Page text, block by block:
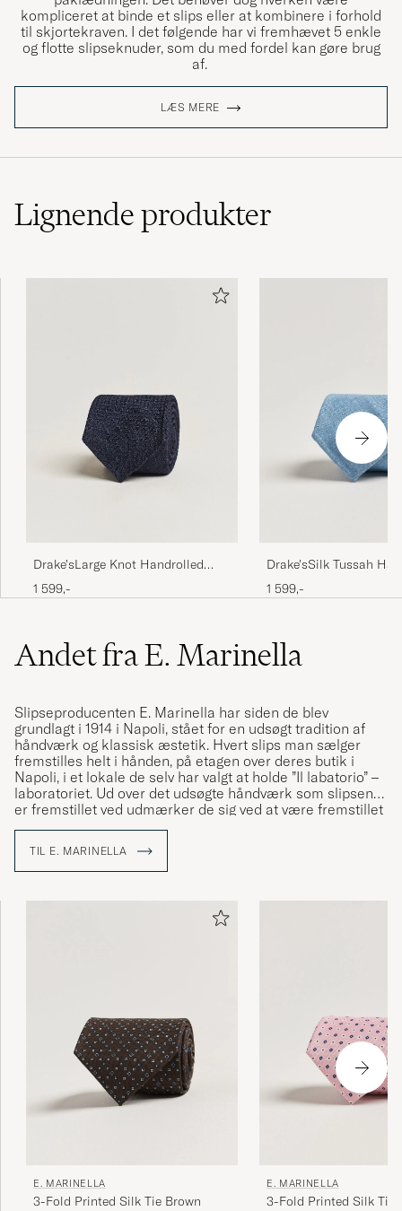
kompliceret at binde et slips eller at kombinere i forhold
til skjortekraven. I det følgende har vi fremhævet 5 enkle
og flotte slipseknuder, som du med fordel kan gøre brug
af.
LÆS MERE
Lignendeprodukter
Drake'sLarge Knot Handrolled
Grenadine Silk TieNavy
1 599,-
Drake'sSilk Tussah
TieSky Blue
1 599,-
Andet fra E. Marinella
Slipseproducenten E. Marinella har siden de blev
grundlagt i 1914 i Napoli, stået for en udsøgt tradition af
håndværk og klassisk æstetik. Hvert slips man sælger
fremstilles helt i hånden, på etagen over deres butik i
Napoli, i et lokale de selv har valgt at holde ”Il labatorio” –
laboratoriet. Ud over det udsøgte håndværk som slipsene
er fremstillet ved udmærker de sig ved at være fremstillet
af håndtrykte silkestoffer fra England. Noget som man
grundlagt.
I dag drives familiefirmaet af Alessandro Marinella, fjerde
alt fra statsoverhoveder til stilconnaisseurs verden over.
TIL E. MARINELLA
E. MARINELLA
3-Fold Printed Silk Tie Brown
E. MARINELLA
3-Fold Printed Silk Tie